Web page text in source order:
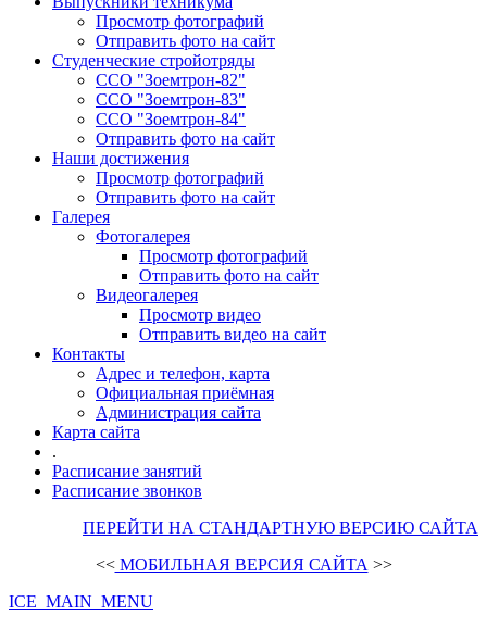
Просмотр фотографий
Отправить фото на сайт
Студенческие стройотряды
ССО "Зоемтрон-82"
ССО "Зоемтрон-83"
ССО "Зоемтрон-84"
Отправить фото на сайт
Наши достижения
Просмотр фотографий
Отправить фото на сайт
Галерея
Фотогалерея
Просмотр фотографий
Отправить фото на сайт
Видеогалерея
Просмотр видео
Отправить видео на сайт
Контакты
Адрес и телефон, карта
Официальная приёмная
Администрация сайта
Карта сайта
.
Расписание занятий
Расписание звонков
ПЕРЕЙТИ НА СТАНДАРТНУЮ ВЕРСИЮ САЙТА
<<МОБИЛЬНАЯ ВЕРСИЯ САЙТА >>
ICE_MAIN_MENU